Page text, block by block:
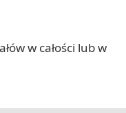
w całości lub w